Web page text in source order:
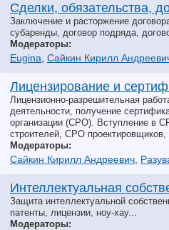
Сделки, обязательства,
Заключение и расторжение
субаренды, договор подряда,
Модераторы:
Eugina Сайкин Кирилл
Лицензирование и
Лицензионно-разрешительная
деятельности, получение
организации (СРО). Вступление
строителей, СРО
Модераторы:
Сайкин Кирилл Андреевич
Интеллектуальная
Защита интеллектуальной
патенты, лицензии, ноу-хау...
Модераторы: